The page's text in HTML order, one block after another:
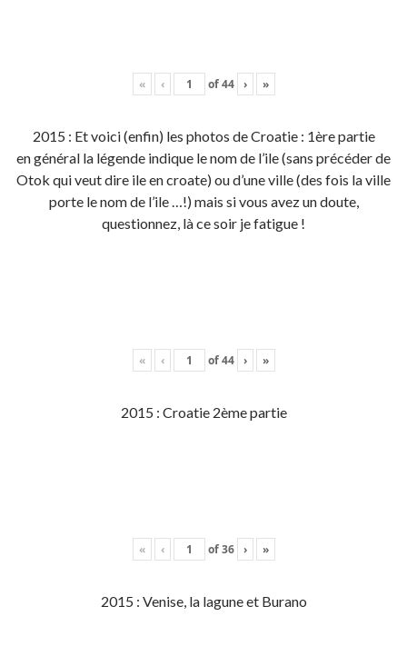
« ‹ of44 › »
2015 : Et voici (enfin) les photos de Croatie : 1ère partie
en général la légende indique le nom de l’ile (sans précéder de
Otok qui veut dire ile en croate) ou d’une ville (des fois la ville
porte le nom de l’ile …!) mais si vous avez un doute,
questionnez, là ce soir je fatigue !
« ‹ of44 › »
2015 : Croatie 2ème partie
« ‹ of36 › »
2015 : Venise, la lagune et Burano